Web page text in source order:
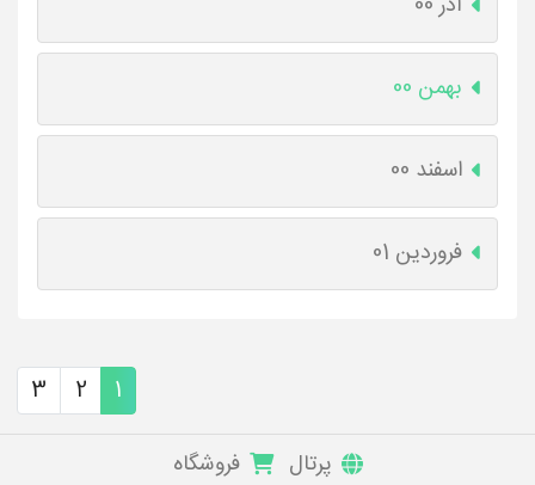
بهمن 00
اسفند 00
فروردین 01
1
2
3
پرتال فروشگاه